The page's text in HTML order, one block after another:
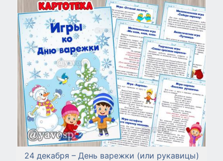
24 декабря – День варежки (или рукавицы)